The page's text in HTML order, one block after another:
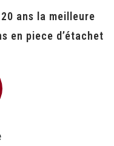
ans la meilleure
en piece d’étachet